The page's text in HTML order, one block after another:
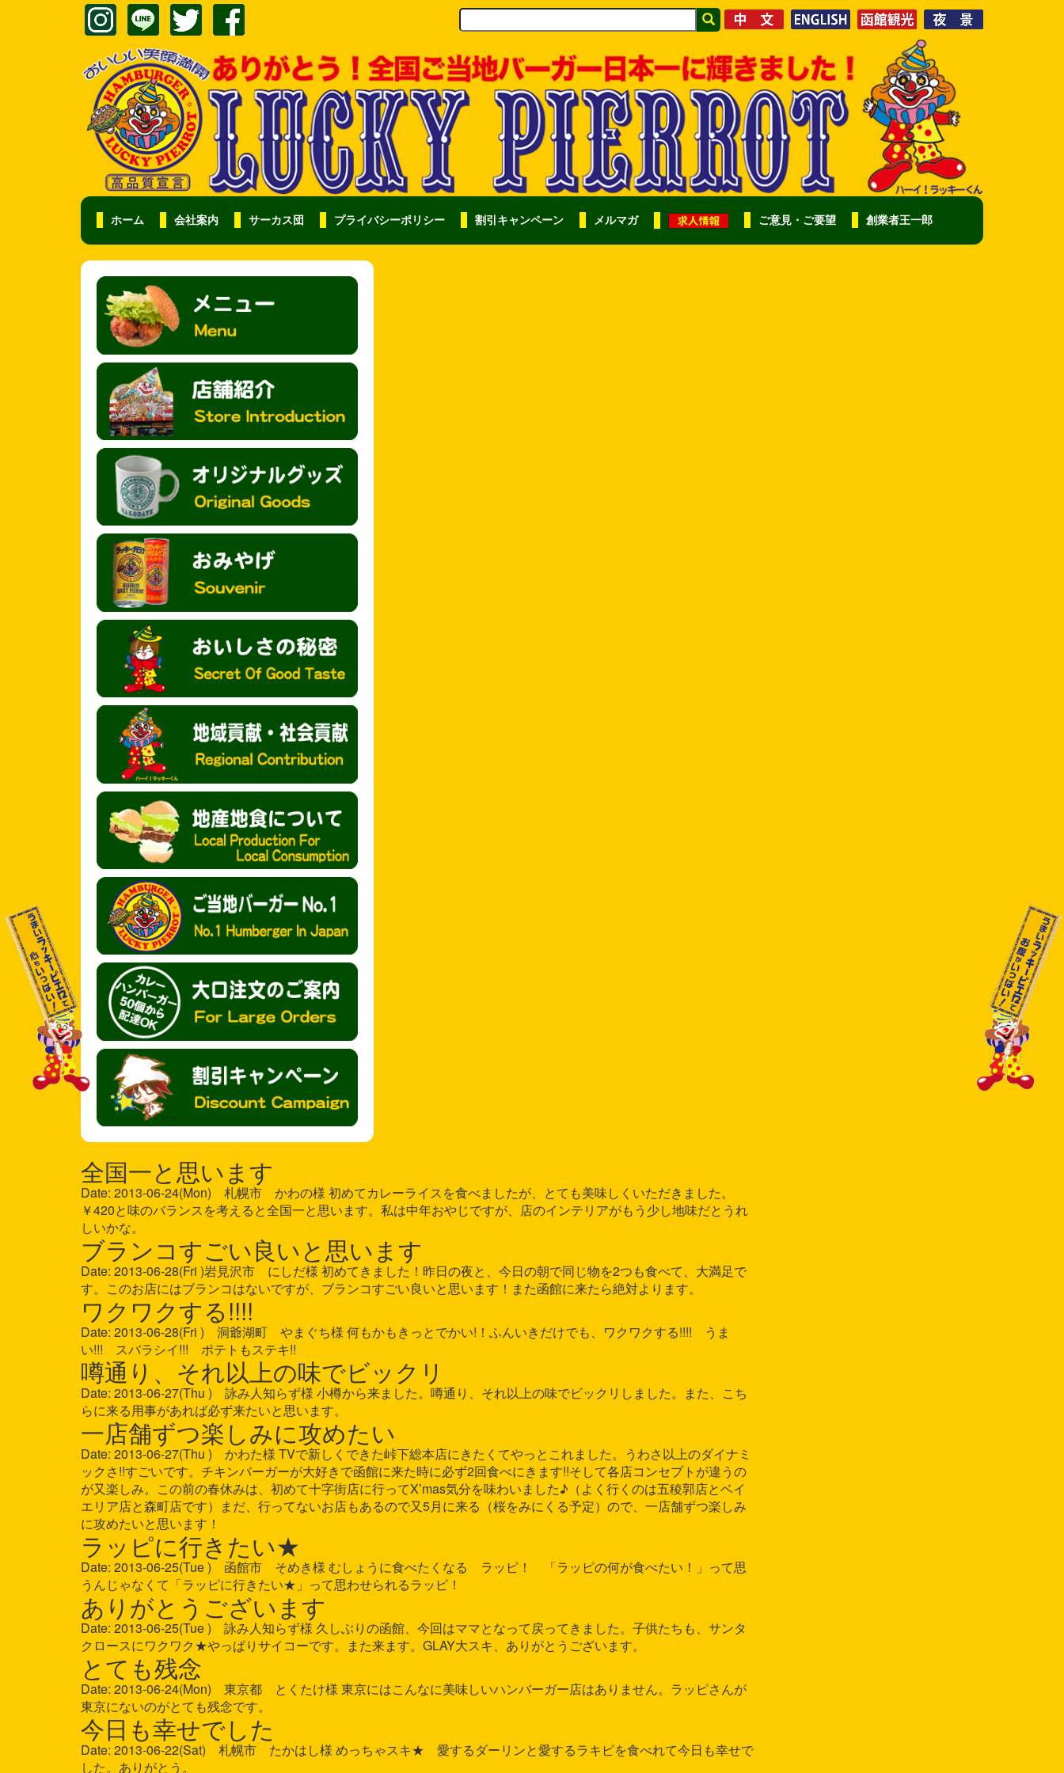
ホーム 会社案内 サーカス団 プライバシーポリシー 割引キャンペーン メルマガ ご意見・ご要望 創業者王一郎
全国一と思います
Date: 2013-06-24(Mon) 札幌市 かわの様 初めてカレーライスを食べましたが、とても美味しくいただきました。
￥420と味のバランスを考えると全国一と思います。私は中年おやじですが、店のインテリアがもう少し地味だとうれ
しいかな。
ブランコすごい良いと思います
Date: 2013-06-28(Fri )岩見沢市 にしだ様 初めてきました！昨日の夜と、今日の朝で同じ物を2つも食べて、大満足で
す。このお店にはブランコはないですが、ブランコすごい良いと思います！また函館に来たら絶対よります。
ワクワクする!!!!
Date: 2013-06-28(Fri ) 洞爺湖町 やまぐち様 何もかもきっとでかい!！ふんいきだけでも、ワクワクする!!!! うま
い!!! スバラシイ!!! ポテトもステキ!!
噂通り、それ以上の味でビックリ
Date: 2013-06-27(Thu ) 詠み人知らず様 小樽から来ました。噂通り、それ以上の味でビックリしました。また、こち
らに来る用事があれば必ず来たいと思います。
一店舗ずつ楽しみに攻めたい
Date: 2013-06-27(Thu ) かわた様 TVで新しくできた峠下総本店にきたくてやっとこれました。うわさ以上のダイナミ
ックさ!!すごいです。チキンバーガーが大好きで函館に来た時に必ず2回食べにきます!!そして各店コンセプトが違うの
が又楽しみ。この前の春休みは、初めて十字街店に行ってX’mas気分を味わいました♪（よく行くのは五稜郭店とベイ
エリア店と森町店です）まだ、行ってないお店もあるので又5月に来る（桜をみにくる予定）ので、一店舗ずつ楽しみ
に攻めたいと思います！
ラッピに行きたい★
Date: 2013-06-25(Tue ) 函館市 そめき様 むしょうに食べたくなる ラッピ！ 「ラッピの何が食べたい！」って思
うんじゃなくて「ラッピに行きたい★」って思わせられるラッピ！
ありがとうございます
Date: 2013-06-25(Tue ) 詠み人知らず様 久しぶりの函館、今回はママとなって戻ってきました。子供たちも、サンタ
クロースにワクワク★やっぱりサイコーです。また来ます。GLAY大スキ、ありがとうございます。
とても残念
Date: 2013-06-24(Mon) 東京都 とくたけ様 東京にはこんなに美味しいハンバーガー店はありません。ラッピさんが
東京にないのがとても残念です。
今日も幸せでした
Date: 2013-06-22(Sat) 札幌市 たかはし様 めっちゃスキ★ 愛するダーリンと愛するラキピを食べれて今日も幸せで
した。ありがとう。